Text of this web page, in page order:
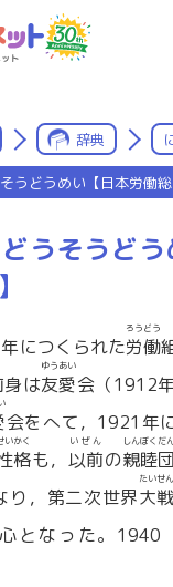
辞典
うどうめい【日本労働総
うそうど
につくられた労働
ろうどう
身は友愛
ゆうあい
会（1912年
会をへて，1921年
格
いかく
も， 以前
いぜん
の親睦
しんぼくだ
り，第二次世界大戦
たいせん
となった。1940